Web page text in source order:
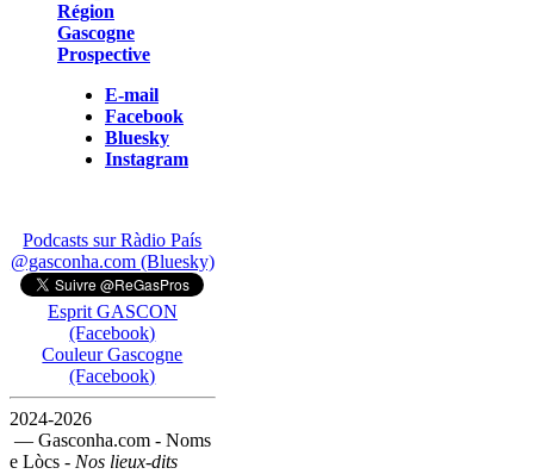
Région
Gascogne
Prospective
E-mail
Facebook
Bluesky
Instagram
Podcasts sur Ràdio País
@gasconha.com (Bluesky)
Esprit GASCON
(Facebook)
Couleur Gascogne
(Facebook)
2024-2026
— Gasconha.com - Noms
e Lòcs - Nos lieux-dits